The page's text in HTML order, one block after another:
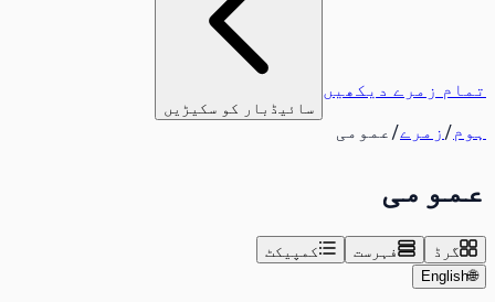
تمام زمرے دیکھیں
سائیڈبار کو سکیڑیں
ہوم /زمرے/عمومی
عمومی
گرڈ فہرست کمپیکٹ
🌐
English